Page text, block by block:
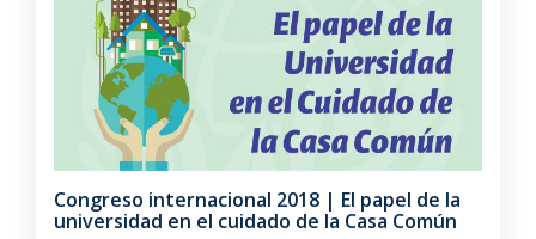
Congreso internacional 2018 | El papel de la
universidad en el cuidado de la Casa Común